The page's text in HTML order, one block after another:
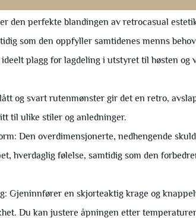
den perfekte blandingen av retrocasual
som den oppfyller samtidenes menns
plagg for lagdeling i utstyret til høsten og
og svart rutenmønster gir det en retro,
til ulike stiler og anledninger.
Den overdimensjonerte, nedhengende
hverdaglig følelse, samtidig som den
Gjeninnfører en skjorteaktig krage og
Du kan justere åpningen etter